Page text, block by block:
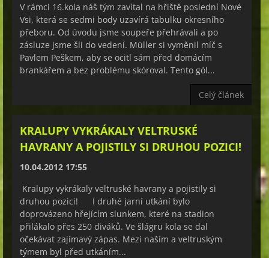
V rámci 16.kola náš tým zavítal na hřiště poslední Nové
Vsi, která se sedmi body uzavírá tabulku okresního
přeboru. Od úvodu jsme soupeře přehrávali a po
zásluze jsme šli do vedení. Müller si vyměnil míč s
Pavlem Peškem, aby se ocitl sám před domácím
brankářem a bez problému skóroval. Tento gól...
Celý článek
KRALUPY VYKRÁKALY VELTRUSKÉ
HAVRANY A POJISTILY SI DRUHOU POZICI!
10.04.2012 17:55
Kralupy vykrákaly veltruské havrany a pojistily si
druhou pozici! I druhé jarní utkání bylo
doprovázeno hřejícím slunkem, které na stadion
přilákalo přes 250 diváků. Ve šlágru kola se dal
očekávat zajímavý zápas. Mezi naším a veltruským
týmem byl před utkáním...